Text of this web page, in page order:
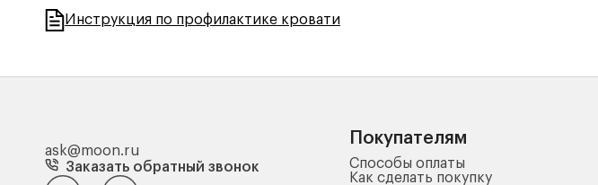
Инструкция по профилактике кровати
ask@moon.ru
Заказать обратный звонок
Покупателям
Способы оплаты
Как сделать покупку